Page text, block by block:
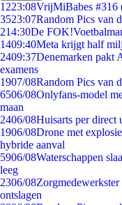
1223:08VrijMiBabes #316
3523:07Random Pics van
214:30De
1409:40Meta krijgt half
2409:37Denemarken pakt
examens
1907/08Random Pics van
6506/08Onlyfans-model
maan
2406/08Huisarts per direct
1906/08Drone met
hybride aanval
5906/08Waterschappen
leeg
2306/08
ontslagen